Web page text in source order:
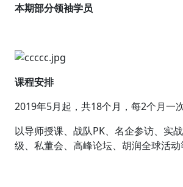
本期部分领袖学员
课程安排
2019年5月起，共18个月，每2个月一
以导师授课、战队PK、名企参访、实
级、私董会、高峰论坛、胡润全球活动